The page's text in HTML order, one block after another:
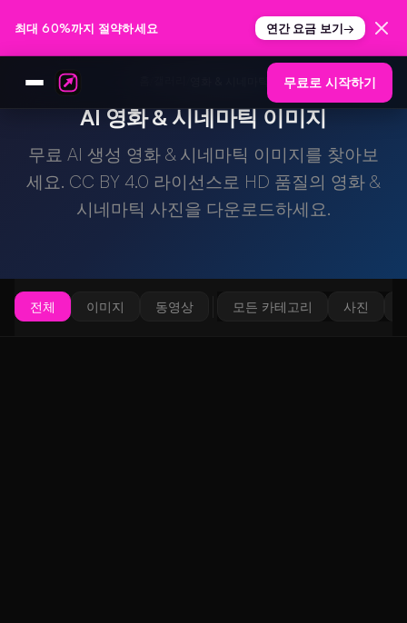
최대 60%까지 절약하세요 연간 요금 보기→
무료로 시작하기
AI 영화 & 시네마틱 이미지
무료 AI 생성 영화 & 시네마틱 이미지를 찾아보
세요. CC BY 4.0 라이선스로 HD 품질의 영화 &
시네마틱 사진을 다운로드하세요.
전체 이미지 동영상 모든 카테고리 사진